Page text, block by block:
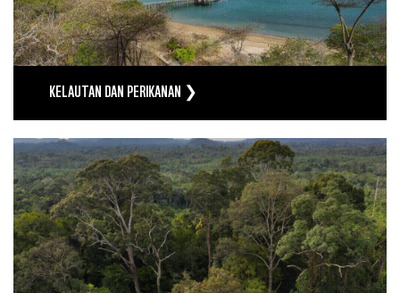
KELAUTAN DAN PERIKANAN ❯